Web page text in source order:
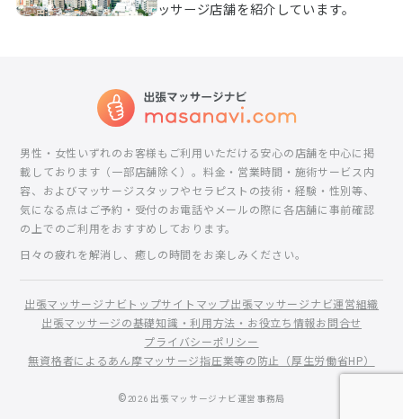
ッサージ店舗を紹介しています。
男性・女性いずれのお客様もご利用いただける安心の店舗を中心に掲
載しております（一部店舗除く）。料金・営業時間・施術サービス内
容、およびマッサージスタッフやセラピストの技術・経験・性別等、
気になる点はご予約・受付のお電話やメールの際に各店舗に事前確認
の上でのご利用をおすすめしております。
日々の疲れを解消し、癒しの時間をお楽しみください。
出張マッサージナビトップサイトマップ出張マッサージナビ運営組織
出張マッサージの基礎知識・利用方法・お役立ち情報お問合せ
プライバシーポリシー
無資格者によるあん摩マッサージ指圧業等の防止（厚生労働省HP）
©2026 出張マッサージナビ運営事務局